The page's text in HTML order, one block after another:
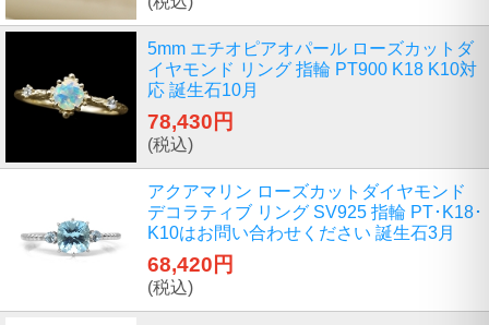
5mm エチオピアオパール ローズカットダ
イヤモンド リング 指輪 PT900 K18 K10対
応 誕生石10月
78,430円
(税込)
アクアマリン ローズカットダイヤモンド
デコラティブ リング SV925 指輪 PT･K18･
K10はお問い合わせください 誕生石3月
68,420円
(税込)